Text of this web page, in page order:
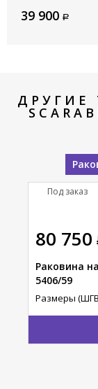
39 900
ДРУГИЕ
80 750
Раковина
5406/59
Размеры
Под заказ